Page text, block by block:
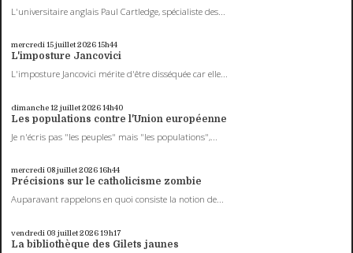
L'universitaire anglais Paul Cartledge, spécialiste des...
mercredi 15juillet 202615h44
L'imposture Jancovici
L'imposture Jancovici mérite d'être disséquée car elle...
dimanche 12 juillet 202614h40
Les populations contre l'Union européenne
Je n'écris pas "les peuples" mais "les populations",...
mercredi 08juillet 202616h44
Précisions sur le catholicisme zombie
Auparavant rappelons en quoi consiste la notion de...
vendredi 03 juillet 202619h17
La bibliothèque des Gilets jaunes